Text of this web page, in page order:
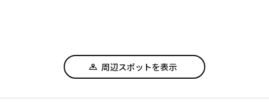
周辺スポットを表示